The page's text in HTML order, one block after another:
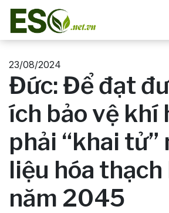
23/08/2024
Đức: Để đạt
ích bảo vệ khí
phải “khai tử”
liệu hóa
năm 2045